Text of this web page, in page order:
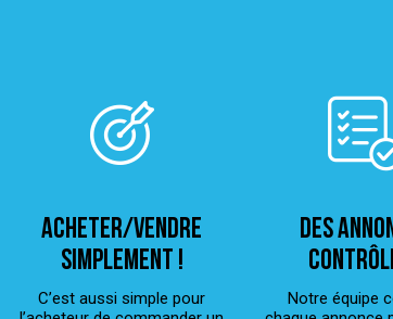
ACHETER/VENDRE
simplement !
C’est aussi simple pour
Des
Notre équipe